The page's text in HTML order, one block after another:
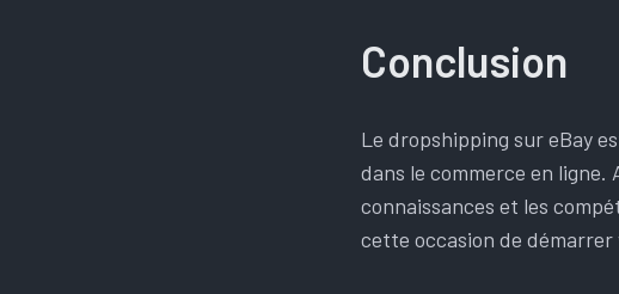
Conclusion
Le dropshipping sur eBay
dans le commerce en
connaissances et les
cette occasion de